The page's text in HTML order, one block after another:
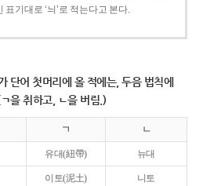
표기대로 ‘늬’로 적는다고 본다.
단어 첫머리에 올 적에는, 두음 법칙에
을 취하고, ㄴ을 버림.)
ㄱ ㄴ
유대(紐帶) 뉴대
이토(泥土) 니토